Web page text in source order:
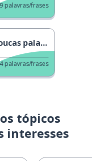
palavras/frases
palavras
palavras/frases
tópicos
interesses